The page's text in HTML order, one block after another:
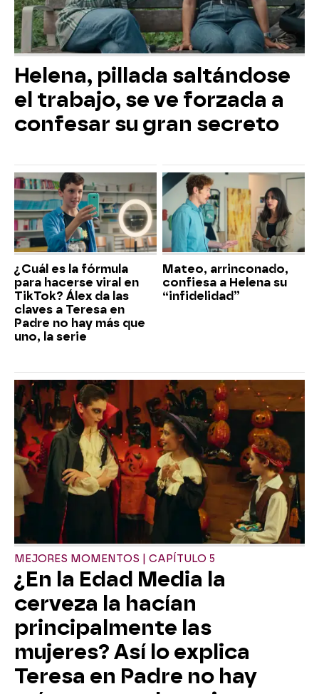
Helena, pillada saltándose
el trabajo, se ve forzada a
confesar su gran secreto
¿Cuál es la fórmula
para hacerse viral en
TikTok? Álex da las
claves a Teresa en
Padre no hay más que
uno, la serie
Mateo, arrinconado,
confiesa a Helena su
“infidelidad”
MEJORES MOMENTOS | CAPÍTULO 5
¿En la Edad Media la
cerveza la hacían
principalmente las
mujeres? Así lo explica
Teresa en Padre no hay